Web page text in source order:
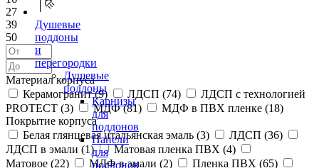
Душевые
поддоны
и
перегородки
Душевые
поддоны
Карнизы
для
поддонов
Панели
для
поддонов
27
39
50
Материал корпуса
Керамогранит (9) ЛДСП (74)
ЛДСП с технологией
PROTECT (3) МДФ (81) МДФ в ПВХ пленке (18)
Покрытие корпуса
Белая глянцевая итальянская эмаль (3) ЛДСП (36)
ЛДСП в эмали (1) Матовая пленка ПВХ (4)
Матовое (22) МДФ в эмали (2) Пленка ПВХ (65)